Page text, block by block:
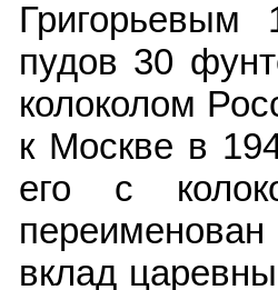
пудов 30
колоколом
к Москве в
его с
вклад